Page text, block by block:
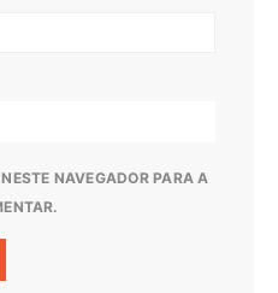
NAVEGADOR PARA A